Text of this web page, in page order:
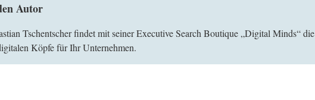
Autor
Tschentscher findet mit seiner Executive Search Boutique „Digital Minds“ die
Köpfe für Ihr Unternehmen.